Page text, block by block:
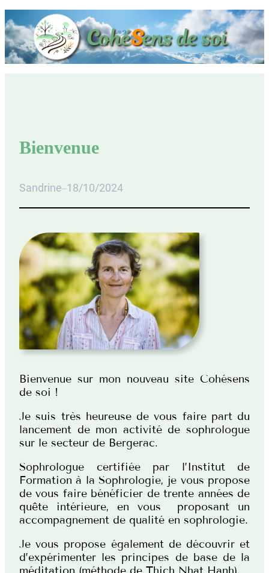
Bienvenue
Sandrine–18/10/2024
Bienvenue sur mon nouveau site Cohésens
de soi !
Je suis très heureuse de vous faire part du
lancement de mon activité de sophrologue
sur le secteur de Bergerac.
Sophrologue certifiée par l’Institut de
Formation à la Sophrologie, je vous propose
de vous faire bénéficier de trente années de
quête intérieure, en vous proposant un
accompagnement de qualité en sophrologie.
Je vous propose également de découvrir et
d’expérimenter les principes de base de la